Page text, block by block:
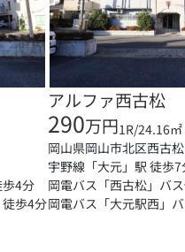
4分
歩4分
アルファ西古松
290万円1R/24.16㎡
岡山県岡山市北区西古松
宇野線「大元」駅 徒歩7
岡電バス「西古松」バ
岡電バス「大元駅西」